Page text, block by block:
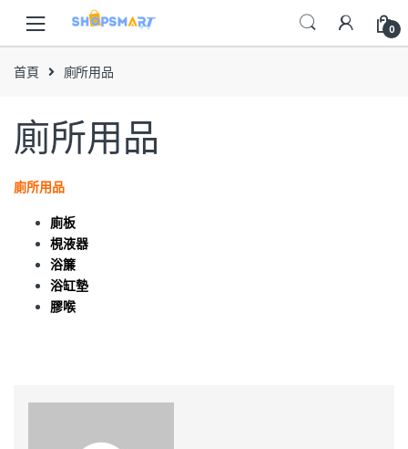
navigation
content
0
首頁 廁所用品
廁所用品
廁所用品
廁板
梘液器
浴簾
浴缸墊
膠喉